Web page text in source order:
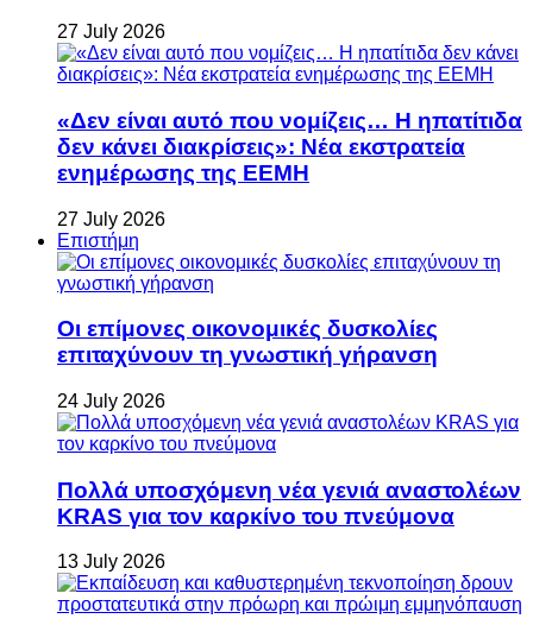
27 July 2026
«Δεν είναι αυτό που νομίζεις… Η ηπατίτιδα
δεν κάνει διακρίσεις»: Νέα εκστρατεία
ενημέρωσης της ΕΕΜΗ
27 July 2026
Επιστήμη
Οι επίμονες οικονομικές δυσκολίες
επιταχύνουν τη γνωστική γήρανση
24 July 2026
Πολλά υποσχόμενη νέα γενιά αναστολέων
KRAS για τον καρκίνο του πνεύμονα
13 July 2026